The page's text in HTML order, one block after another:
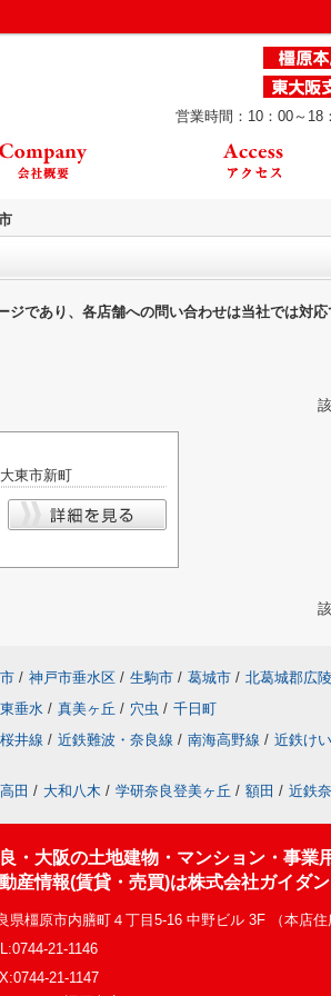
営業時間：10：00～18
であり、各店舗への問い合わせは当社では対応
東市新町
/ 神戸市垂水区 / 生駒市 / 葛城市 / 北葛城郡広
東垂水 / 真美ヶ丘 / 穴虫 / 千日町
桜井線 / 近鉄難波・奈良線 / 南海高野線 / 近鉄け
田 / 大和八木 / 学研奈良登美ヶ丘 / 額田 / 近鉄
・大阪の土地建物・マンション・事業
産情報(賃貸・売買)は株式会社ガイダ
県橿原市内膳町４丁目5-16 中野ビル 3F （本店住
21-1146
21-1147